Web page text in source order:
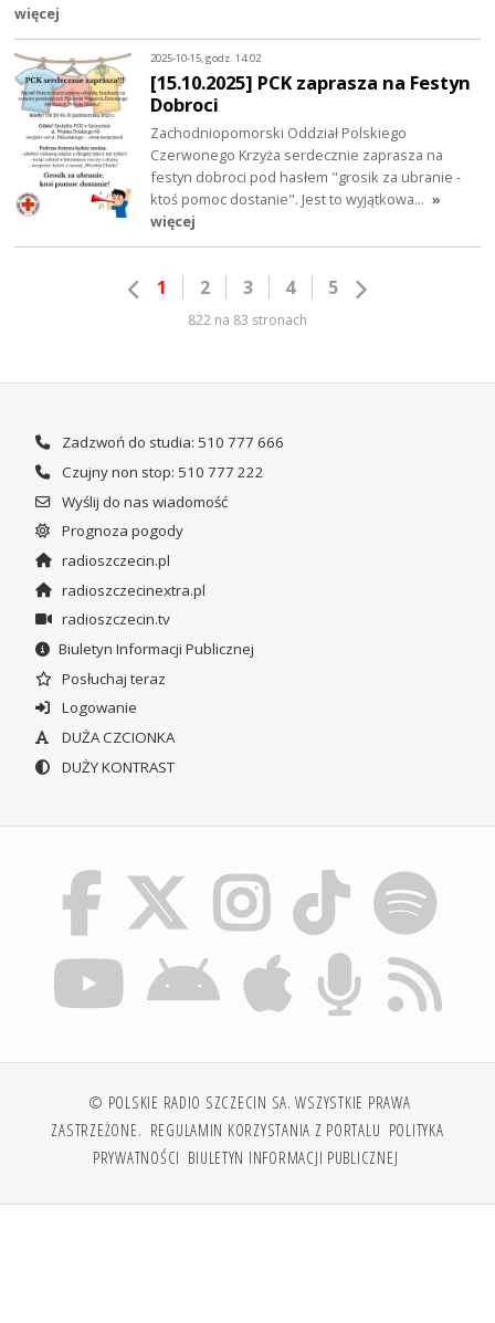
więcej
2025-10-15, godz. 14:02
[15.10.2025] PCK zaprasza na Festyn
Dobroci
Zachodniopomorski Oddział Polskiego
Czerwonego Krzyża serdecznie zaprasza na
festyn dobroci pod hasłem "grosik za ubranie -
ktoś pomoc dostanie". Jest to wyjątkowa… »
więcej
1 2 3 4 5
822 na 83 stronach
Zadzwoń do studia: 510 777 666
Czujny non stop: 510 777 222
Wyślij do nas wiadomość
Prognoza pogody
radioszczecin.pl
radioszczecinextra.pl
radioszczecin.tv
Biuletyn Informacji Publicznej
Posłuchaj teraz
Logowanie
DUŻA CZCIONKA
DUŻY KONTRAST
© POLSKIE RADIO SZCZECIN SA. WSZYSTKIE PRAWA
ZASTRZEŻONE. REGULAMIN KORZYSTANIA Z PORTALU POLITYKA
PRYWATNOŚCI BIULETYN INFORMACJI PUBLICZNEJ